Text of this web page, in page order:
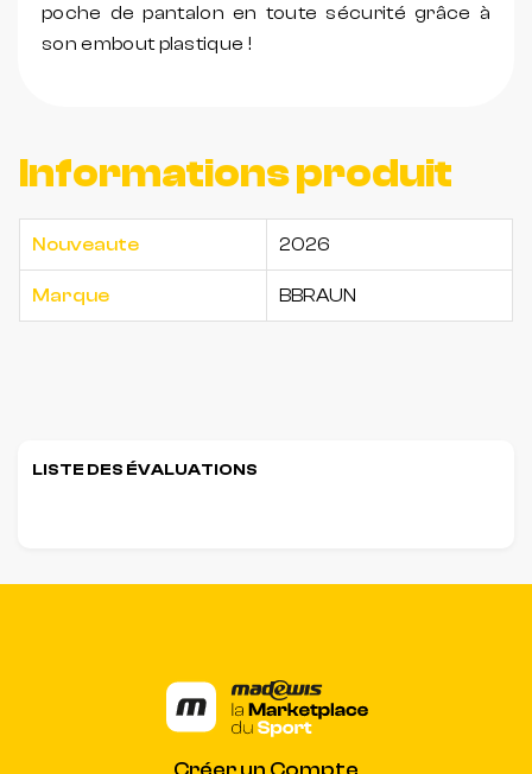
poche de pantalon en toute sécurité grâce à
son embout plastique !
Informations produit
Nouveaute 2026
Marque BBRAUN
LISTE DES ÉVALUATIONS